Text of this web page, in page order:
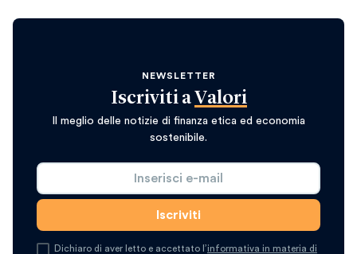
NEWSLETTER
Iscriviti a Valori
Il meglio delle notizie di finanza etica ed economia
sostenibile.
Dichiaro di aver letto e accettato l’informativa in materia di